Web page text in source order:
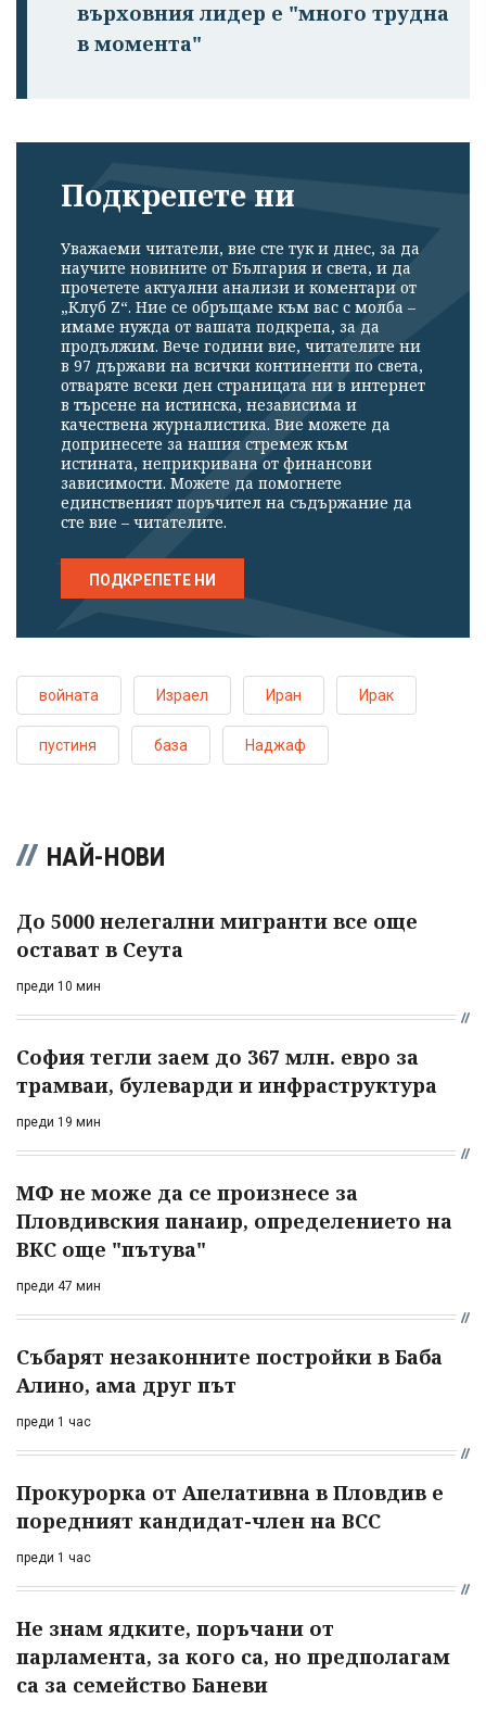
върховния лидер е "много трудна
в момента"
Подкрепете ни
Уважаеми читатели, вие сте тук и днес, за да
научите новините от България и света, и да
прочетете актуални анализи и коментари от
„Клуб Z“. Ние се обръщаме към вас с молба –
имаме нужда от вашата подкрепа, за да
продължим. Вече години вие, читателите ни
в 97 държави на всички континенти по света,
отваряте всеки ден страницата ни в интернет
в търсене на истинска, независима и
качествена журналистика. Вие можете да
допринесете за нашия стремеж към
истината, неприкривана от финансови
зависимости. Можете да помогнете
единственият поръчител на съдържание да
сте вие – читателите.
ПОДКРЕПЕТЕ НИ
войната Израел Иран Ирак
пустиня база Наджаф
НАЙ-НОВИ
До 5000 нелегални мигранти все още
остават в Сеута
преди 10 мин
София тегли заем до 367 млн. евро за
трамваи, булеварди и инфраструктура
преди 19 мин
МФ не може да се произнесе за
Пловдивския панаир, определението на
ВКС още "пътува"
преди 47 мин
Събарят незаконните постройки в Баба
Алино, ама друг път
преди 1 час
Прокурорка от Апелативна в Пловдив е
поредният кандидат-член на ВСС
преди 1 час
Не знам ядките, поръчани от
парламента, за кого са, но предполагам
са за семейство Баневи